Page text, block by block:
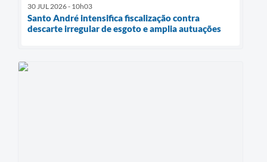
30 JUL 2026 - 10h03
Santo André intensifica fiscalização contra
descarte irregular de esgoto e amplia autuações